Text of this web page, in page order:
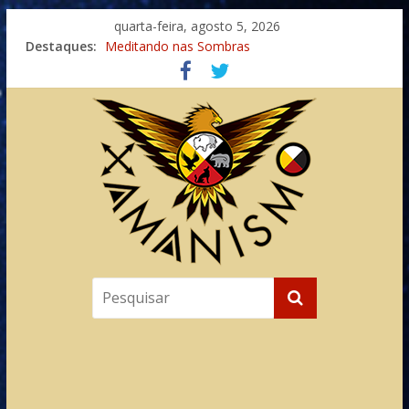
quarta-feira, agosto 5, 2026
Destaques: Meditando nas Sombras
Autosuficiência: A Jornada do Espírito Ancestral
Xamanismo Universal
Totens – Caminho Espiritual – Crescimento
Imaginação na Cura